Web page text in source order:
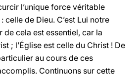
l’unique force véritable
celle de Dieu. C’est Lui notre
cela est essentiel, car la
; l’Église est celle du Christ ! De
au cours de ces
Continuons sur cette